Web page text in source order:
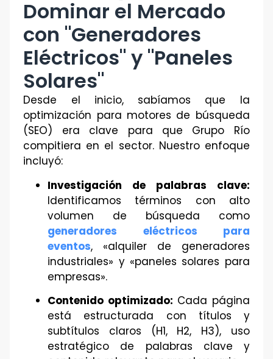
Dominar el Mercado
con "Generadores
Eléctricos" y "Paneles
Solares"
Desde el inicio, sabíamos que la
optimización para motores de búsqueda
(SEO) era clave para que Grupo Río
compitiera en el sector. Nuestro enfoque
incluyó:
Investigación de palabras clave:
Identificamos términos con alto
volumen de búsqueda como
generadores eléctricos para
eventos, «alquiler de generadores
industriales» y «paneles solares para
empresas».
Contenido optimizado: Cada página
está estructurada con títulos y
subtítulos claros (H1, H2, H3), uso
estratégico de palabras clave y